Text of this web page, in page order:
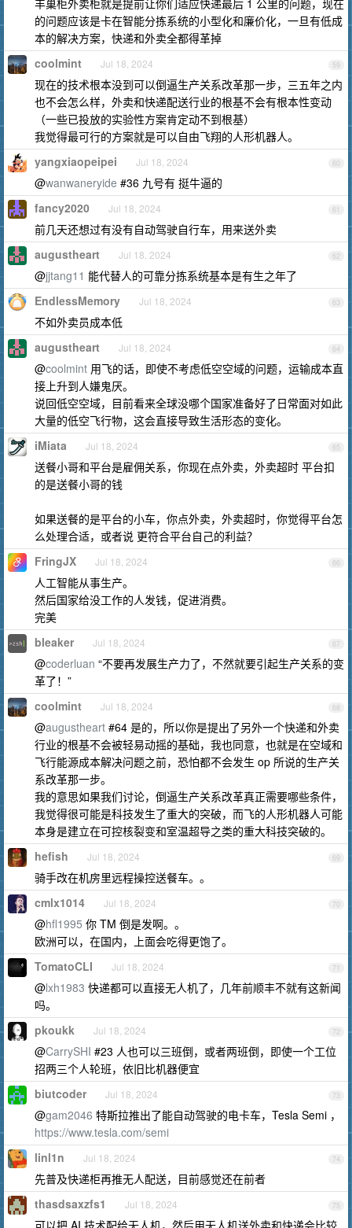
丰巢柜外卖柜就是提前让你们适应快递最后 1 公里的问题，现在
的问题应该是卡在智能分拣系统的小型化和廉价化，一旦有低成
本的解决方案，快递和外卖全都得革掉
59
coolmint Jul 18, 2024
现在的技术根本没到可以倒逼生产关系改革那一步，三五年之内
也不会怎么样，外卖和快递配送行业的根基不会有根本性变动
（一些已投放的实验性方案肯定动不到根基）
我觉得最可行的方案就是可以自由飞翔的人形机器人。
60
yangxiaopeipei Jul 18, 2024
@wanwaneryide #36 九号有 挺牛逼的
61
fancy2020 Jul 18, 2024
前几天还想过有没有自动驾驶自行车，用来送外卖
62
augustheart Jul 18, 2024
@jjtang11 能代替人的可靠分拣系统基本是有生之年了
63
EndlessMemory Jul 18, 2024
不如外卖员成本低
64
augustheart Jul 18, 2024
@coolmint 用飞的话，即使不考虑低空空域的问题，运输成本直
接上升到人嫌鬼厌。
说回低空空域，目前看来全球没哪个国家准备好了日常面对如此
大量的低空飞行物，这会直接导致生活形态的变化。
65
iMiata Jul 18, 2024
送餐小哥和平台是雇佣关系，你现在点外卖，外卖超时 平台扣
的是送餐小哥的钱
如果送餐的是平台的小车，你点外卖，外卖超时，你觉得平台怎
么处理合适，或者说 更符合平台自己的利益？
66
FringJX Jul 18, 2024
人工智能从事生产。
然后国家给没工作的人发钱，促进消费。
完美
67
bleaker Jul 18, 2024
@coderluan “不要再发展生产力了，不然就要引起生产关系的变
革了！”
68
coolmint Jul 18, 2024
@augustheart #64 是的，所以你是提出了另外一个快递和外卖
行业的根基不会被轻易动摇的基础，我也同意，也就是在空域和
飞行能源成本解决问题之前，恐怕都不会发生 op 所说的生产关
系改革那一步。
我的意思如果我们讨论，倒逼生产关系改革真正需要哪些条件，
我觉得很可能是科技发生了重大的突破，而飞的人形机器人可能
本身是建立在可控核裂变和室温超导之类的重大科技突破的。
69
hefish Jul 18, 2024
骑手改在机房里远程操控送餐车。。
70
cmlx1014 Jul 18, 2024
@hfl1995 你 TM 倒是发啊。。
欧洲可以，在国内，上面会吃得更饱了。
71
TomatoCLI Jul 18, 2024
@lxh1983 快递都可以直接无人机了，几年前顺丰不就有这新闻
吗。
72
pkoukk Jul 18, 2024
@CarrySHI #23 人也可以三班倒，或者两班倒，即使一个工位
招两三个人轮班，依旧比机器便宜
73
biutcoder Jul 18, 2024
@gam2046 特斯拉推出了能自动驾驶的电卡车，Tesla Semi ，
https://www.tesla.com/semi
74
linl1n Jul 18, 2024
先普及快递柜再推无人配送，目前感觉还在前者
75
thasdsaxzfs1 Jul 18, 2024
可以把 AI 技术配给无人机，然后用无人机送外卖和快递会比较